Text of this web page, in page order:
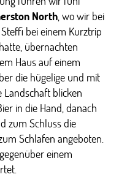
North, wo wir bei
bei einem Kurztrip
übernachten
Haus auf einem
die hügelige und mit
Landschaft blicken
in die Hand, danach
zum Schluss die
Schlafen angeboten.
einem